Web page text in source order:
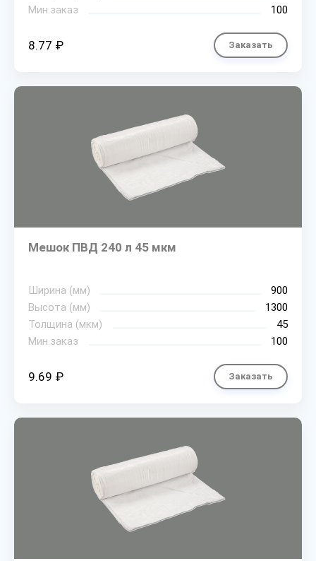
Мин.заказ
100
8.77 ₽ Заказать
Мешок ПВД 240 л 45 мкм
Ширина (мм)
900
Высота (мм)
1300
Толщина (мкм)
45
Мин.заказ
100
9.69 ₽ Заказать